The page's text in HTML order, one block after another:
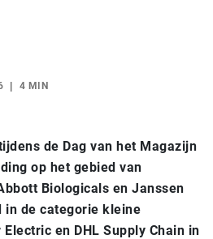
4 MIN
de Dag van het Magazijn
op het gebied van
Biologicals en Janssen
in de categorie kleine
en DHL Supply Chain in